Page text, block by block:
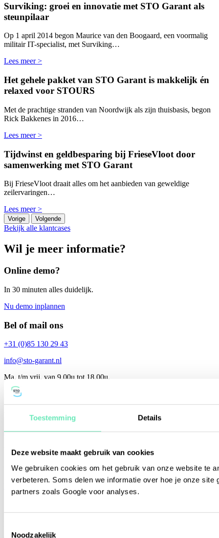
Toestemming Details
Deze website maakt gebruik van cookies
We gebruiken cookies om het gebruik van onze website te
verbeteren. Soms delen we informatie over hoe je onze site
partners zoals Google voor analyses.
Noodzakelijk
Surviking: groei en innovatie met STO Garant als
steunpilaar
Op 1 april 2014 begon Maurice van den Boogaard, een voormalig
militair IT-specialist, met Surviking…
Lees meer >
Het gehele pakket van STO Garant is makkelijk én
relaxed voor STOURS
Met de prachtige stranden van Noordwijk als zijn thuisbasis, begon
Rick Bakkenes in 2016…
Lees meer >
Tijdwinst en geldbesparing bij FrieseVloot door
samenwerking met STO Garant
Bij FrieseVloot draait alles om het aanbieden van geweldige
zeilervaringen…
Lees meer >
Vorige Volgende
Bekijk alle klantcases
Wil je meer informatie?
Online demo?
In 30 minuten alles duidelijk.
Nu demo inplannen
Bel of mail ons
+31 (0)85 130 29 43
info@sto-garant.nl
Ma. t/m vrij. van 9.00u tot 18.00u.
Adviesgesprek?
We beantwoorden al je vragen. Telefonisch of online.
Adviesgesprek inplannen
Wij bellen jou
Wanneer het jou uitkomt.